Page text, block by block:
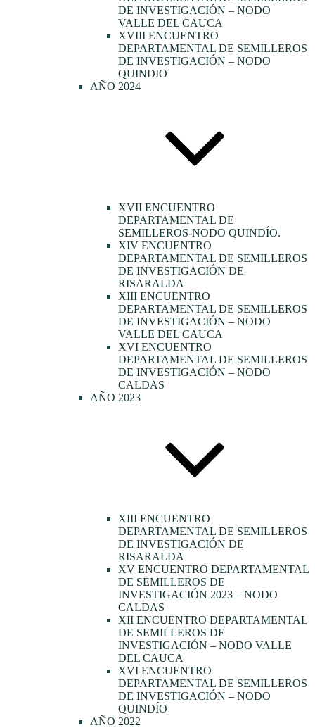
DE INVESTIGACIÓN – NODO
VALLE DEL CAUCA
XVIII ENCUENTRO
DEPARTAMENTAL DE SEMILLEROS
DE INVESTIGACIÓN – NODO
QUINDIO
AÑO 2024
XVII ENCUENTRO
DEPARTAMENTAL DE
SEMILLEROS-NODO QUINDÍO.
XIV ENCUENTRO
DEPARTAMENTAL DE SEMILLEROS
DE INVESTIGACIÓN DE
RISARALDA
XIII ENCUENTRO
DEPARTAMENTAL DE SEMILLEROS
DE INVESTIGACIÓN – NODO
VALLE DEL CAUCA
XVI ENCUENTRO
DEPARTAMENTAL DE SEMILLEROS
DE INVESTIGACIÓN – NODO
CALDAS
AÑO 2023
XIII ENCUENTRO
DEPARTAMENTAL DE SEMILLEROS
DE INVESTIGACIÓN DE
RISARALDA
XV ENCUENTRO DEPARTAMENTAL
DE SEMILLEROS DE
INVESTIGACIÓN 2023 – NODO
CALDAS
XII ENCUENTRO DEPARTAMENTAL
DE SEMILLEROS DE
INVESTIGACIÓN – NODO VALLE
DEL CAUCA
XVI ENCUENTRO
DEPARTAMENTAL DE SEMILLEROS
DE INVESTIGACIÓN – NODO
QUINDÍO
AÑO 2022